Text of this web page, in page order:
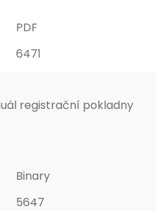
PDF
6471
registrační pokladny
Binary
5647